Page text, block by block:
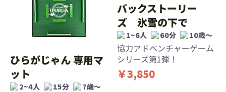
ひらがじゃん 専用マ
ット
2~4人 15分 7歳〜
バックストーリー
ズ 氷雪の下で
1~6人 60分 10歳〜
協力アドベンチャーゲーム
シリーズ第1弾！
￥3,850